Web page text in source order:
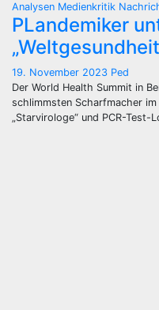
Analysen Medienkritik
PLandemiker
19. November 2023 Ped
Der World Health Summit in
schlimmsten Scharfmacher
„Starvirologe“ und PCR-Test-